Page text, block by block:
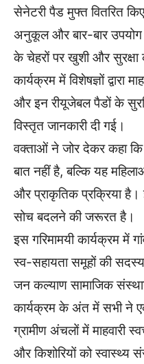
सेनेटरी पैड मुफ्त वितरित
अनुकूल और बार-बार
के चेहरों पर खुशी और
कार्यक्रम में विशेषज्ञों द्वारा
और इन रीयूजेबल पैडों के
विस्तृत जानकारी दी गई।
वक्ताओं ने जोर देकर कहा कि
बात नहीं है, बल्कि यह
और प्राकृतिक प्रक्रिया
सोच बदलने की जरूरत है।
इस गरिमामयी कार्यक्रम में
स्व-सहायता समूहों की
जन कल्याण सामाजिक
कार्यक्रम के अंत में सभी ने
ग्रामीण अंचलों में माहवारी
और किशोरियों को स्वास्थ्य